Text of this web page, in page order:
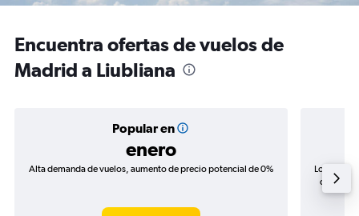
Encuentra ofertas de vuelos de
Madrid a Liubliana
Popular en
enero
Alta demanda de vuelos, aumento de precio potencial de 0%
Los
de